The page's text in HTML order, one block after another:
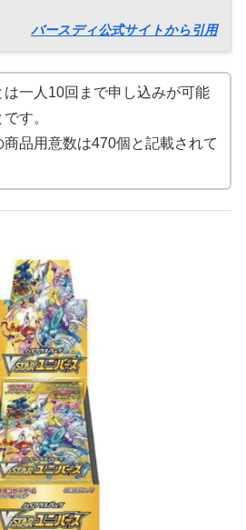
バースディ公式サイトから引用
は一人10回まで申し込みが可能
す。
商品用意数は470個と記載されて